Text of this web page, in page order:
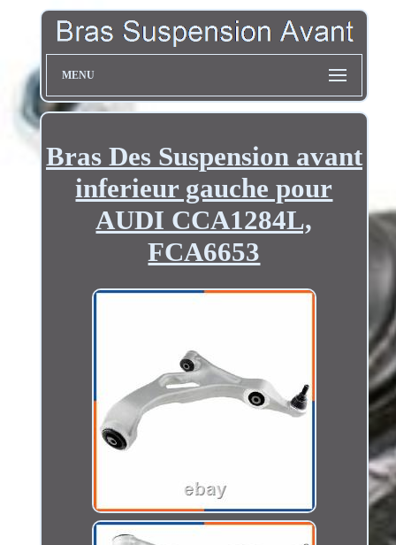
MENU
Bras Des Suspension avant
inferieur gauche pour
AUDI CCA1284L,
FCA6653